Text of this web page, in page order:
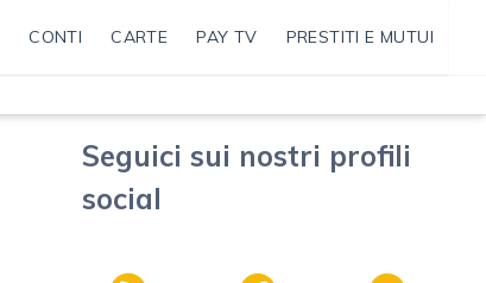
CONTI CARTE PAY TV PRESTITI E MUTUI
Seguici sui nostri profili
social